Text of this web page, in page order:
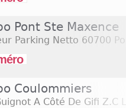
Pont Ste Maxence
Parking Netto 60700
Coulommiers
A Côté De Gifi Z.C